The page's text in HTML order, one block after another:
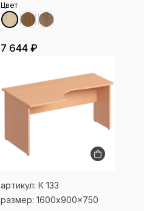
Цвет
7 644 ₽
артикул: К 133
размер: 1600x900x750